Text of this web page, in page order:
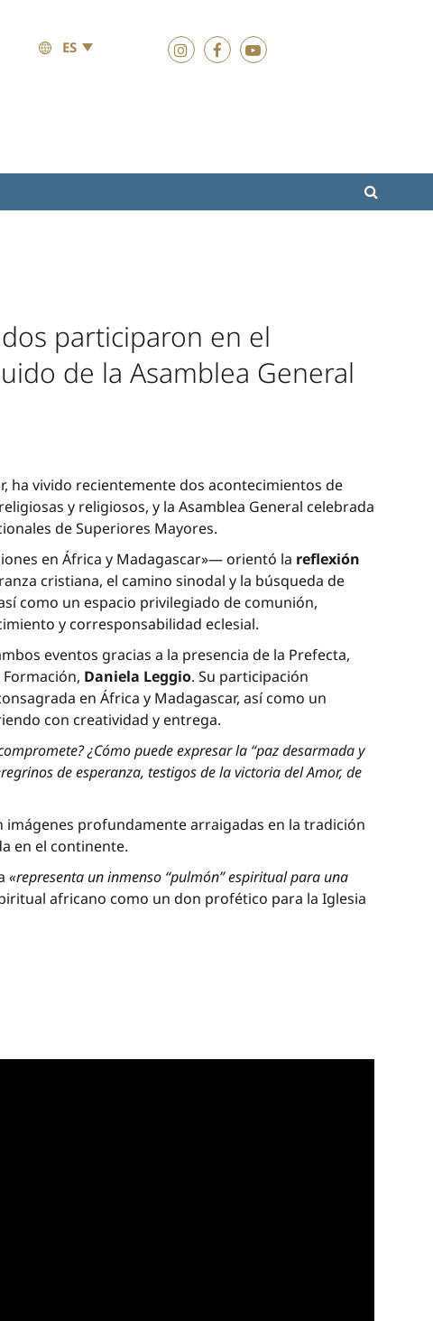
ES
participaron en el
de la Asamblea General
ha vivido recientemente dos acontecimientos de
y religiosos, y la Asamblea General celebrada
de Superiores Mayores.
en África y Madagascar»— orientó la reflexión
cristiana, el camino sinodal y la búsqueda de
como un espacio privilegiado de comunión,
y corresponsabilidad eclesial.
eventos gracias a la presencia de la Prefecta,
Daniela Leggio. Su participación
en África y Madagascar, así como un
con creatividad y entrega.
¿Cómo puede expresar la “paz desarmada y
de esperanza, testigos de la victoria del Amor, de
imágenes profundamente arraigadas en la tradición
en el continente.
«representa un inmenso “pulmón” espiritual para una
africano como un don profético para la Iglesia